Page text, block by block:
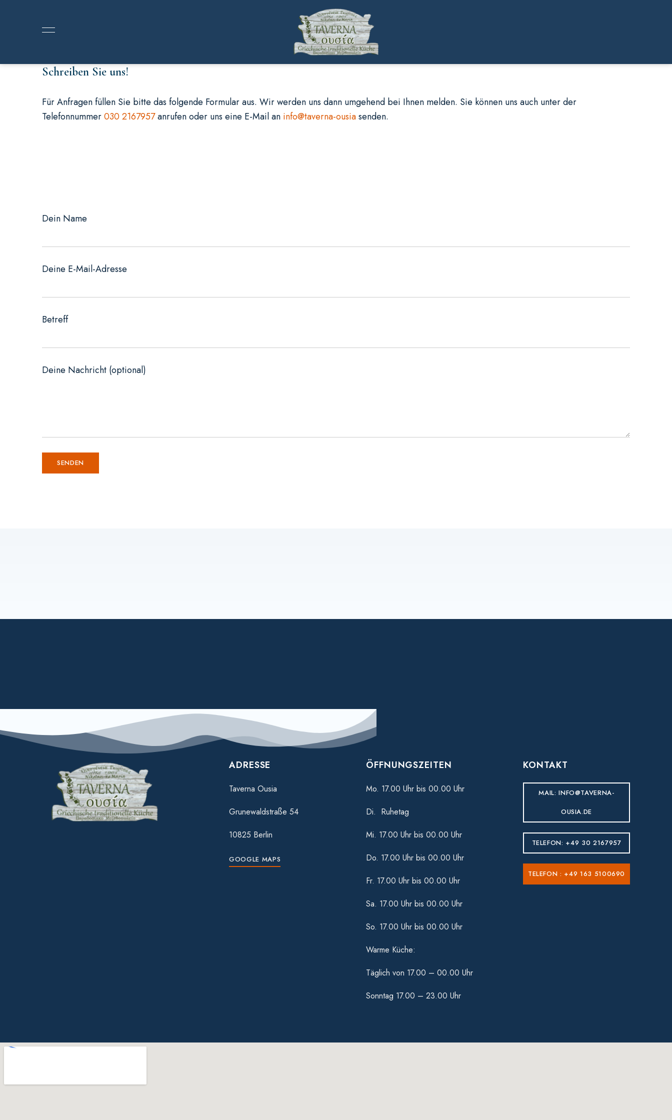
Schreiben Sie uns!
Für Anfragen füllen Sie bitte das folgende Formular aus. Wir werden uns dann umgehend bei Ihnen melden. Sie können uns auch unter der
Telefonnummer030 2167957anrufen oder uns eine E-Mail an info@taverna-ousiasenden.
Dein Name
Deine E-Mail-Adresse
Betreff
Deine Nachricht (optional)
ADRESSE
Taverna Ousia
Grunewaldstraße 54
10825 Berlin
GOOGLE MAPS
ÖFFNUNGSZEITEN
Mo. 17.00 Uhr bis 00.00 Uhr
Di. Ruhetag
Mi. 17.00 Uhr bis 00.00 Uhr
Do. 17.00 Uhr bis 00.00 Uhr
Fr. 17.00 Uhr bis 00.00 Uhr
Sa. 17.00 Uhr bis 00.00 Uhr
So. 17.00 Uhr bis 00.00 Uhr
Warme Küche:
Täglich von 17.00 – 00.00 Uhr
Sonntag 17.00 – 23.00 Uhr
KONTAKT
MAIL: INFO@TAVERNA-
OUSIA.DE
TELEFON: +49 30 2167957
TELEFON : +49 163 5100690